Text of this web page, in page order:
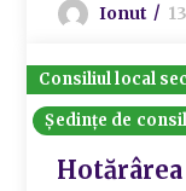
Ionut
Consiliul local
Ședințe de
Hotărârea